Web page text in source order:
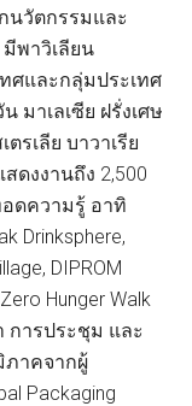
นวัตกรรมและ
พาวิเลียน
ศและกลุ่มประเทศ
มาเลเซีย ฝรั่งเศษ
รเลีย บาวาเรีย
ดงงานถึง 2,500
ดความรู้ อาทิ
Drinksphere,
DIPROM
Hunger Walk
การประชุม และ
ภาคจากผู้
Packaging